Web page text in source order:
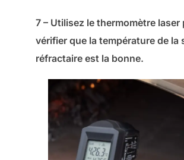
7 – Utilisez le thermomètre laser
vérifier que la température de la
réfractaire est la bonne.